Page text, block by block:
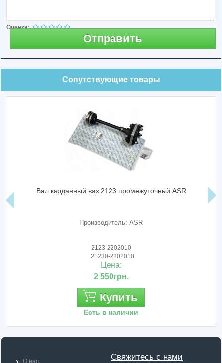
Оценка:
Отправить
Сопутствующие товары
Вал карданный ваз 2123 промежуточный ASR
Производитель: ASR
2123-2202010
21230-2202010
Цена:
2 550грн.
Купить
Есть в наличии
Свяжитесь с нами
О нас